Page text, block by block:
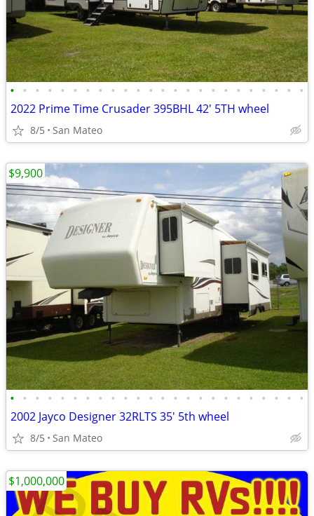
• • • • • • • • • • • • • • • • • • • • • • • •
2022 Prime Time Crusader 395BHL 42' 5TH wheel
8/5 San Mateo
• • • • • • • • • • • • • • • • • • • • • • • •
2002 Jayco Designer 32RLTS 35' 5th wheel
8/5 San Mateo
$9,900
$1,000,000